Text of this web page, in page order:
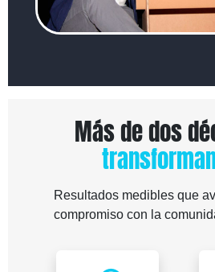
Más de dos
Resultados medibles que
compromiso con la